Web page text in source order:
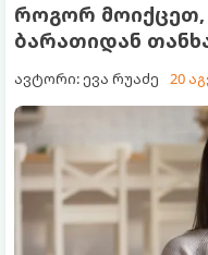
როგორ
ბარათიდან
ავტორი: ევა რუაძე 20